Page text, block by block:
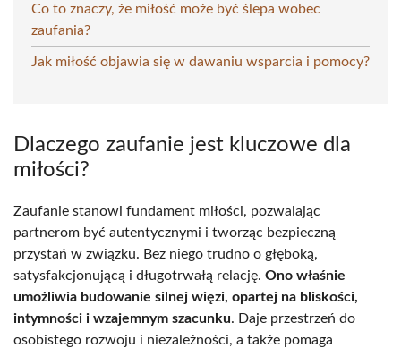
Co to znaczy, że miłość może być ślepa wobec
zaufania?
Jak miłość objawia się w dawaniu wsparcia i pomocy?
Dlaczego zaufanie jest kluczowe dla
miłości?
Zaufanie stanowi fundament miłości, pozwalając
partnerom być autentycznymi i tworząc bezpieczną
przystań w związku. Bez niego trudno o głęboką,
satysfakcjonującą i długotrwałą relację. Ono właśnie
umożliwia budowanie silnej więzi, opartej na bliskości,
intymności i wzajemnym szacunku. Daje przestrzeń do
osobistego rozwoju i niezależności, a także pomaga